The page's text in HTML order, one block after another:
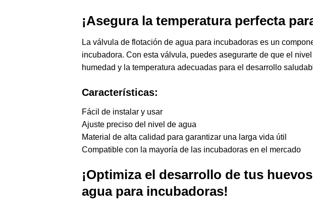
¡Asegura la temperatura perfecta
La válvula de flotación de agua para incubadoras es un
incubadora. Con esta válvula, puedes asegurarte de que el
humedad y la temperatura adecuadas para el desarrollo
Características:
Fácil de instalar y usar
Ajuste preciso del nivel de agua
Material de alta calidad para garantizar una larga vida útil
Compatible con la mayoría de las incubadoras en el mercado
¡Optimiza el desarrollo de tus
agua para incubadoras!